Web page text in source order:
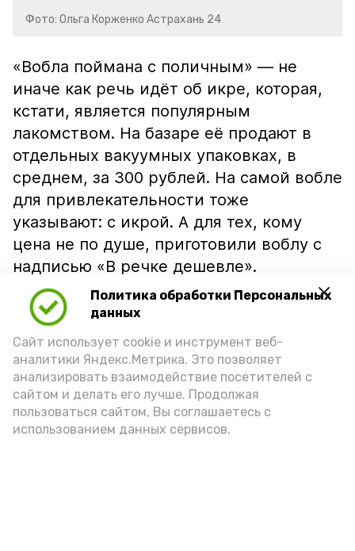
Политика обработки Персональных
данных
Сайт использует cookie и инструмент веб-
аналитики Яндекс.Метрика. Это позволяет
анализировать взаимодействие посетителей с
сайтом и делать его лучше. Продолжая
пользоваться сайтом, Вы соглашаетесь с
использованием данных сервисов.
Фото: Ольга Корженко Астрахань 24
«Вобла поймана с поличным» — не
иначе как речь идёт об икре, которая,
кстати, является популярным
лакомством. На базаре её продают в
отдельных вакуумных упаковках, в
среднем, за 300 рублей. На самой вобле
для привлекательности тоже
указывают: с икрой. А для тех, кому
цена не по душе, приготовили воблу с
надписью «В речке дешевле».